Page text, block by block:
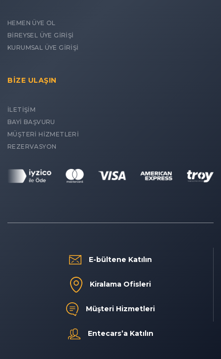
HEMEN ÜYE OL
BİREYSEL ÜYE GİRİŞİ
KURUMSAL ÜYE GİRİŞİ
BİZE ULAŞIN
İLETİŞİM
BAYİ BAŞVURU
MÜŞTERİ HİZMETLERİ
REZERVASYON
E-bültene Katılın
Kiralama Ofisleri
Müşteri Hizmetleri
Entecars’a Katılın